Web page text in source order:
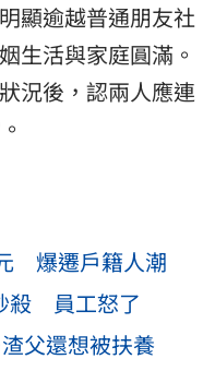
顯逾越普通朋友社
生活與家庭圓滿。
況後，認兩人應連
爆遷戶籍人潮
殺 員工怒了
父還想被扶養